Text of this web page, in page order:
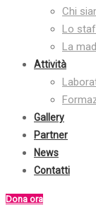
Chi
Lo
La
Attività
Gallery
Partner
News
Contatti
Dona ora